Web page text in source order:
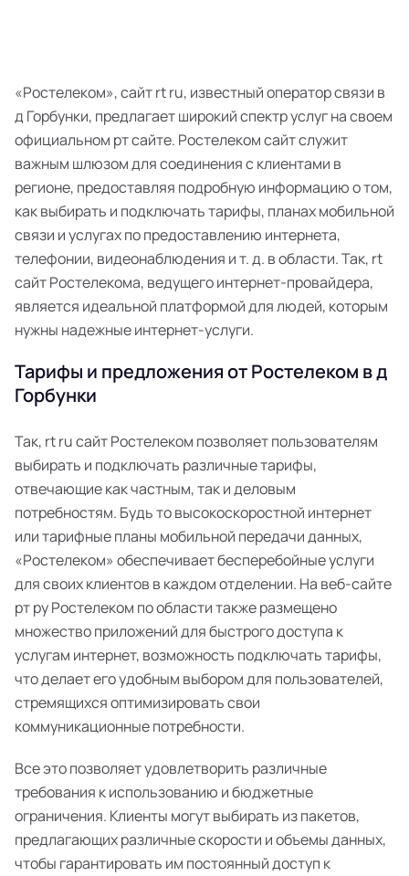
«Ростелеком», сайт rt ru, известный оператор связи в
д Горбунки, предлагает широкий спектр услуг на своем
официальном рт сайте. Ростелеком сайт служит
важным шлюзом для соединения с клиентами в
регионе, предоставляя подробную информацию о том,
как выбирать и подключать тарифы, планах мобильной
связи и услугах по предоставлению интернета,
телефонии, видеонаблюдения и т. д. в области. Так, rt
сайт Ростелекома, ведущего интернет-провайдера,
является идеальной платформой для людей, которым
нужны надежные интернет-услуги.
Тарифы и предложения от Ростелеком в д
Горбунки
Так, rt ru сайт Ростелеком позволяет пользователям
выбирать и подключать различные тарифы,
отвечающие как частным, так и деловым
потребностям. Будь то высокоскоростной интернет
или тарифные планы мобильной передачи данных,
«Ростелеком» обеспечивает бесперебойные услуги
для своих клиентов в каждом отделении. На веб-сайте
рт ру Ростелеком по области также размещено
множество приложений для быстрого доступа к
услугам интернет, возможность подключать тарифы,
что делает его удобным выбором для пользователей,
стремящихся оптимизировать свои
коммуникационные потребности.
Все это позволяет удовлетворить различные
требования к использованию и бюджетные
ограничения. Клиенты могут выбирать из пакетов,
предлагающих различные скорости и объемы данных,
чтобы гарантировать им постоянный доступ к